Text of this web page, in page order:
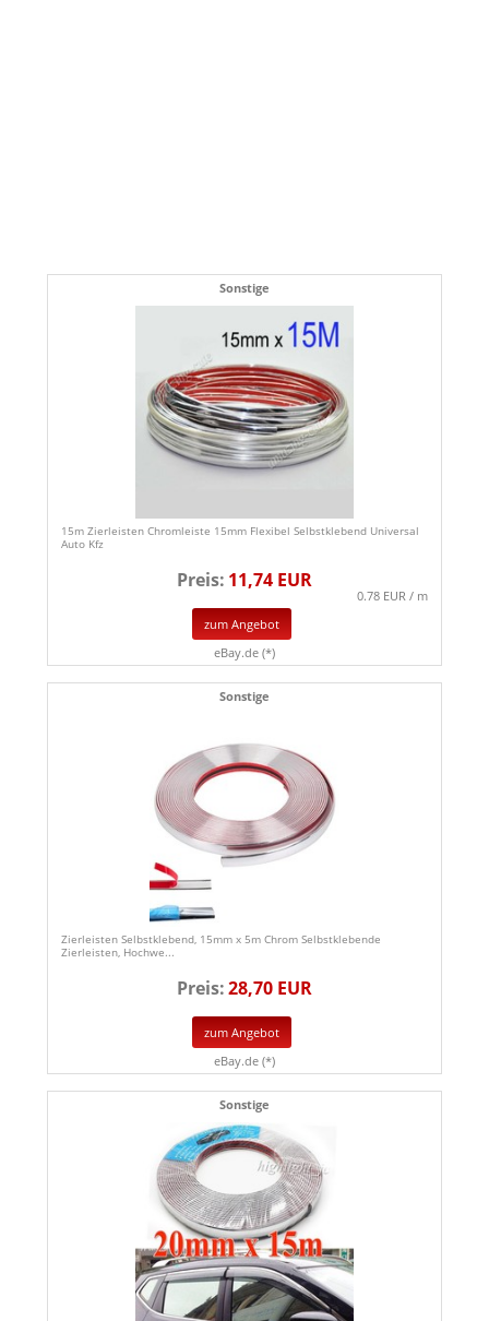
Sonstige
15m Zierleisten Chromleiste 15mm Flexibel Selbstklebend Universal
Auto Kfz
Preis: 11,74 EUR
0.78 EUR / m
zum Angebot
eBay.de (*)
Sonstige
Zierleisten Selbstklebend, 15mm x 5m Chrom Selbstklebende
Zierleisten, Hochwe...
Preis:28,70 EUR
zum Angebot
eBay.de (*)
Sonstige